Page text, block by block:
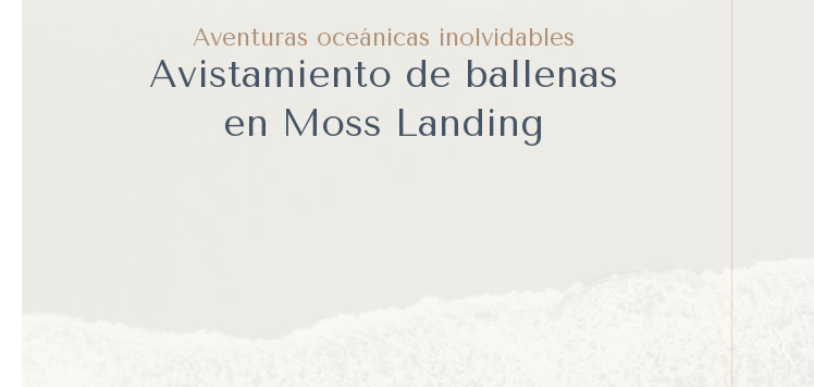
Aventuras oceánicas inolvidables
Avistamiento de ballenas
en Moss Landing